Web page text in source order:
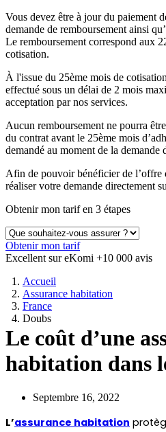
Vous devez être à jour du paiement
demande de remboursement ainsi
Le remboursement correspond aux
cotisation.
À l'issue du 25ème mois de
effectué sous un délai de 2 mois
acceptation par nos services.
Aucun remboursement ne pourra
du contrat avant le 25ème mois
demandé au moment de la demande
Afin de pouvoir bénéficier de l’offre
réaliser votre demande directement
Obtenir mon tarif en 3 étapes
Obtenir mon tarif
Excellent sur eKomi +10 000 avis
Accueil
Assurance habitation
France
Doubs
Le coût d’une
habitation dans
Septembre 16, 2022
L’assurance habitation